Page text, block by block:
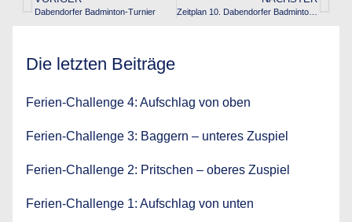
Dabendorfer Badminton-Turnier Zeitplan 10. Dabendorfer Badminton-Turnier
Die letzten Beiträge
Ferien-Challenge 4: Aufschlag von oben
Ferien-Challenge 3: Baggern – unteres Zuspiel
Ferien-Challenge 2: Pritschen – oberes Zuspiel
Ferien-Challenge 1: Aufschlag von unten